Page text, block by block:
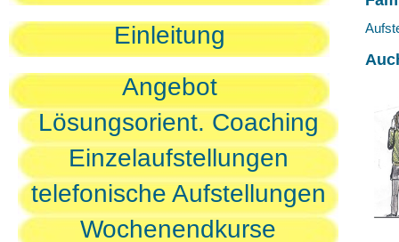
Einleitung
Angebot
Lösungsorient. Coaching
Einzelaufstellungen
telefonische Aufstellungen
Wochenendkurse